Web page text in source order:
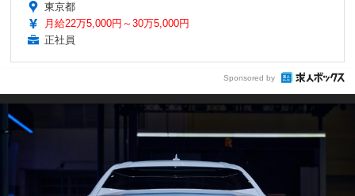
東京都
月給22万5,000円～30万5,000円
正社員
Sponsored by